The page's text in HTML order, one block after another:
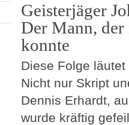
Geisterjäger
Der Mann, der
konnte
Diese Folge
Nicht nur Skript
Dennis Erhardt,
wurde kräftig